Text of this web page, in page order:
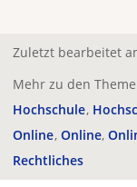
Zuletzt bearbeitet
Mehr zu den
Hochschule
Online Online
Rechtliches